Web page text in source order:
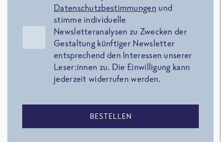
Datenschutzbestimmungen und
stimme individuelle
Newsletteranalysen zu Zwecken der
Gestaltung künftiger Newsletter
entsprechend den Interessen unserer
Leser:innen zu. Die Einwilligung kann
jederzeit widerrufen werden.
BESTELLEN